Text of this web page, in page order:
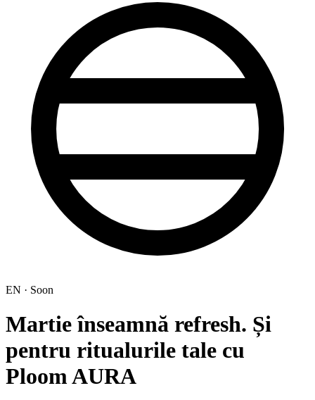
EN · Soon
Martie înseamnă refresh. Și
pentru ritualurile tale cu
Ploom AURA